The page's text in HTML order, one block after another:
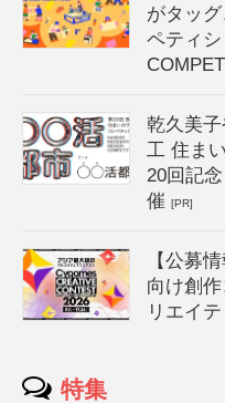
がタッ
ペティ
乾久美
工 住ま
20回記
催[PR]
【公募
向け創
リエイ
特集